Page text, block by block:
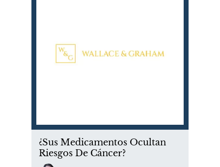
¿Sus Medicamentos Ocultan
Riesgos De Cáncer?